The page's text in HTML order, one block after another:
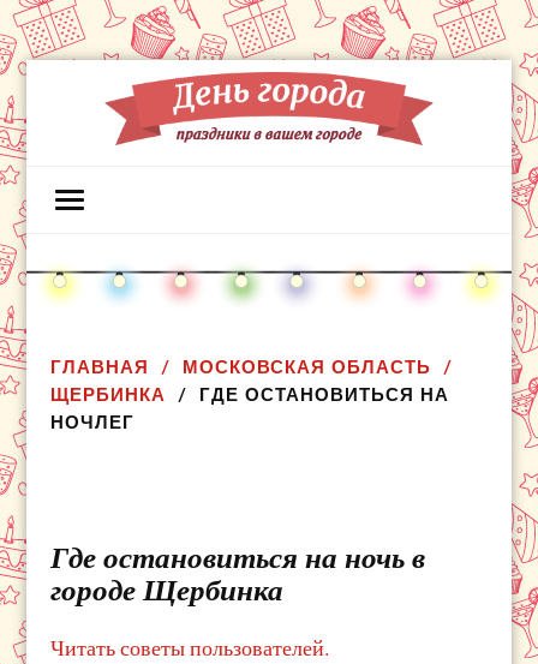
ГЛАВНАЯ
МОСКОВСКАЯ ОБЛАСТЬ
ЩЕРБИНКА
ГДЕ ОСТАНОВИТЬСЯ НА
НОЧЛЕГ
Где остановиться на ночь в
городе Щербинка
Читать советы пользователей.